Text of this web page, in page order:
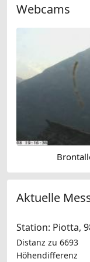
Webcams
Aktuelle
Station: Piotta,
Distanz zu 6693
Höhendifferenz